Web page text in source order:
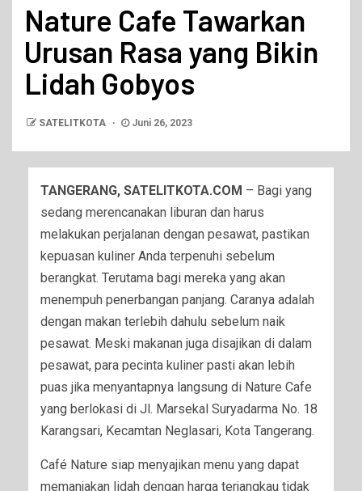
Nature Cafe Tawarkan
Urusan Rasa yang Bikin
Lidah Gobyos
SATELITKOTA Juni 26, 2023
TANGERANG, SATELITKOTA.COM – Bagi yang
sedang merencanakan liburan dan harus
melakukan perjalanan dengan pesawat, pastikan
kepuasan kuliner Anda terpenuhi sebelum
berangkat. Terutama bagi mereka yang akan
menempuh penerbangan panjang. Caranya adalah
dengan makan terlebih dahulu sebelum naik
pesawat. Meski makanan juga disajikan di dalam
pesawat, para pecinta kuliner pasti akan lebih
puas jika menyantapnya langsung di Nature Cafe
yang berlokasi di Jl. Marsekal Suryadarma No. 18
Karangsari, Kecamtan Neglasari, Kota Tangerang.
Café Nature siap menyajikan menu yang dapat
memanjakan lidah dengan harga terjangkau tidak